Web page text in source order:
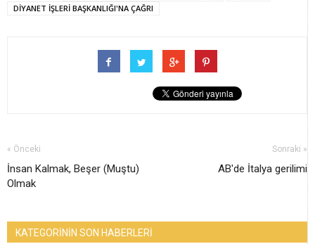
DİYANET İŞLERİ BAŞKANLIĞI'NA ÇAĞRI
« Önceki
İnsan Kalmak, Beşer (Muştu)
Olmak
Sonraki »
AB'de İtalya gerilimi
KATEGORİNİN SON HABERLERİ